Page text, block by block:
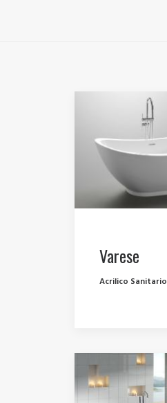
Varese
Acrilico Sanitario